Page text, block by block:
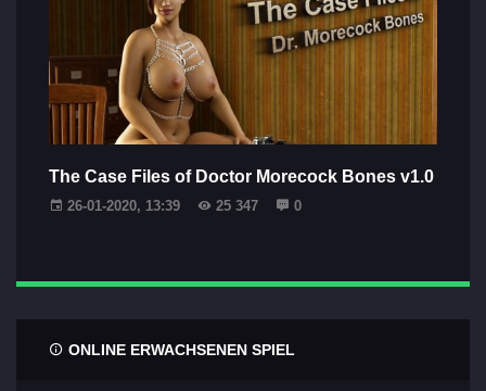
The Case Files of Doctor Morecock Bones v1.0
26-01-2020, 13:39 25 347 0
ONLINE ERWACHSENEN SPIEL